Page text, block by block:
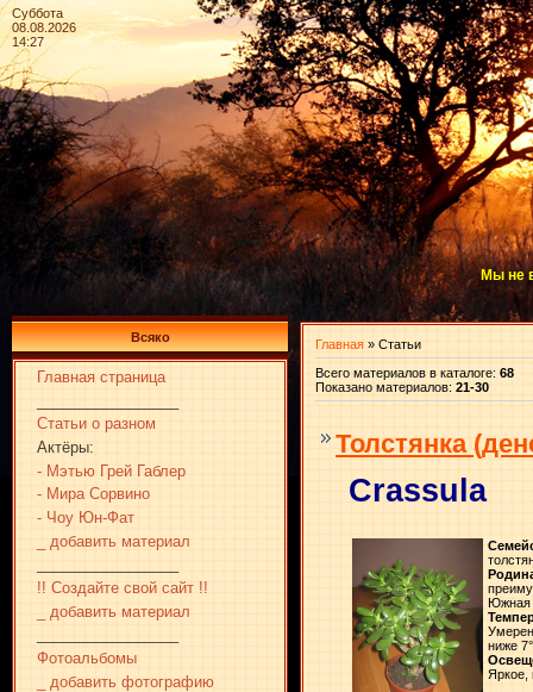
Суббота
08.08.2026
14:27
Мы не
Всяко
Главная страница
Статьи о разном
Актёры:
- Мэтью Грей Габлер
- Мира Сорвино
- Чоу Юн-Фат
_ добавить материал
!! Создайте свой сайт !!
_ добавить материал
Фотоальбомы
_ добавить фотографию
Главная » Статьи
Всего материалов в каталоге: 68
Показано материалов: 21-30
Толстянка
Crassula
Южная
ниже
Яркое,